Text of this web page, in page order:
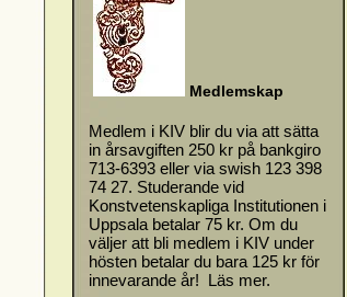
Medlemskap
Medlem i KIV blir du via att sätta
in årsavgiften 250 kr på bankgiro
713-6393 eller via swish 123 398
74 27. Studerande vid
Konstvetenskapliga Institutionen i
Uppsala betalar 75 kr. Om du
väljer att bli medlem i KIV under
hösten betalar du bara 125 kr för
innevarande år! Läs mer.